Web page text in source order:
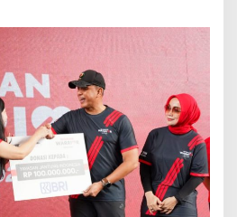
a
r
R
u
n
2
0